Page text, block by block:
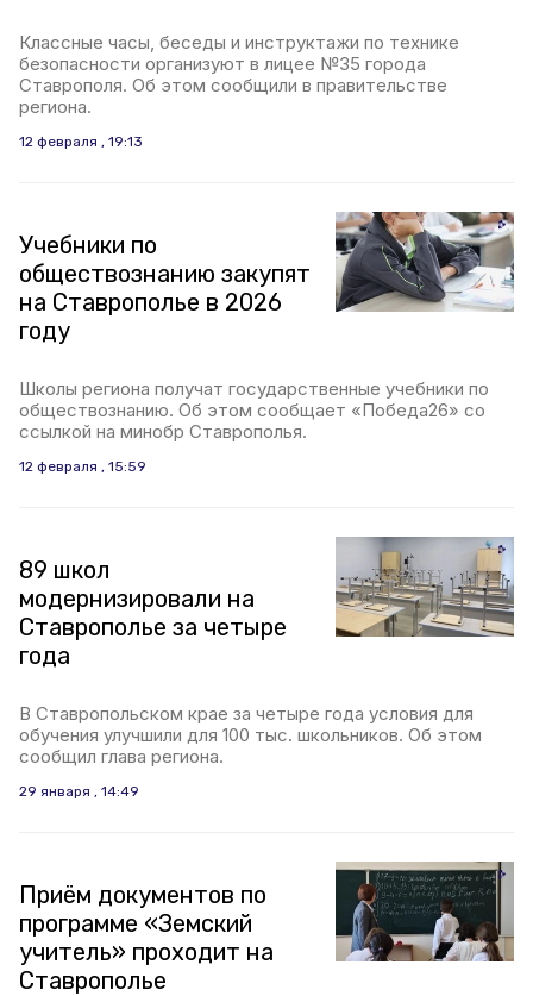
Классные часы, беседы и инструктажи по технике
безопасности организуют в лицее №35 города
Ставрополя. Об этом сообщили в правительстве
региона.
12 февраля , 19:13
Учебники по
обществознанию закупят
на Ставрополье в 2026
году
Школы региона получат государственные учебники по
обществознанию. Об этом сообщает «Победа26» со
ссылкой на минобр Ставрополья.
12 февраля , 15:59
89 школ
модернизировали на
Ставрополье за четыре
года
В Ставропольском крае за четыре года условия для
обучения улучшили для 100 тыс. школьников. Об этом
сообщил глава региона.
29 января , 14:49
Приём документов по
программе «Земский
учитель» проходит на
Ставрополье